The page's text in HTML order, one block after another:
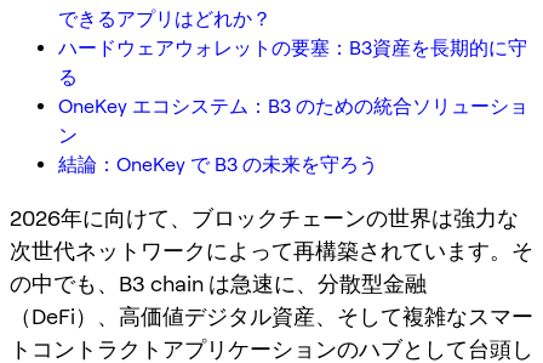
できるアプリはどれか？
ハードウェアウォレットの要塞：B3資産を長期的に守
る
OneKey エコシステム：B3 のための統合ソリューショ
ン
結論：OneKey で B3 の未来を守ろう
2026年に向けて、ブロックチェーンの世界は強力な
次世代ネットワークによって再構築されています。そ
の中でも、B3 chain は急速に、分散型金融
（DeFi）、高価値デジタル資産、そして複雑なスマー
トコントラクトアプリケーションのハブとして台頭し